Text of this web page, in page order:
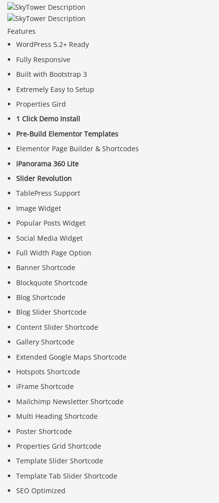
Features
WordPress 5.2+ Ready
Fully Responsive
Built with Bootstrap 3
Extremely Easy to Setup
Properties Gird
1 Click Demo Install
Pre-Build Elementor Templates
Elementor Page Builder & Shortcodes
iPanorama 360 Lite
Slider Revolution
TablePress Support
Image Widget
Popular Posts Widget
Social Media Widget
Full Width Page Option
Banner Shortcode
Blockquote Shortcode
Blog Shortcode
Blog Slider Shortcode
Content Slider Shortcode
Gallery Shortcode
Extended Google Maps Shortcode
Hotspots Shortcode
iFrame Shortcode
Mailchimp Newsletter Shortcode
Multi Heading Shortcode
Poster Shortcode
Properties Grid Shortcode
Template Slider Shortcode
Template Tab Slider Shortcode
SEO Optimized